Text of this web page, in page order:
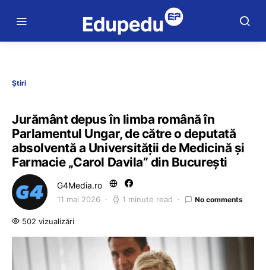
Știri
Jurământ depus în limba română în
Parlamentul Ungar, de către o deputată
absolventă a Universității de Medicină și
Farmacie „Carol Davila” din București
G4Media.ro
11 mai 2026 1 minute read No comments
502 vizualizări